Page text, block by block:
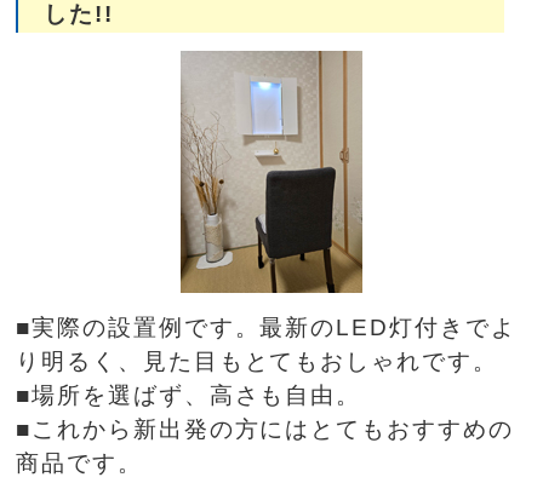
した!!
■実際の設置例です。最新のLED灯付きでよ
り明るく、見た目もとてもおしゃれです。
■場所を選ばず、高さも自由。
■これから新出発の方にはとてもおすすめの
商品です。